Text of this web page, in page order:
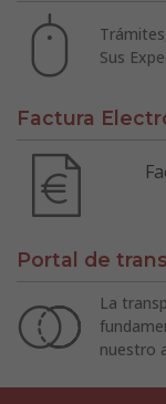
Sus
Factura
Portal de
La
nuestro